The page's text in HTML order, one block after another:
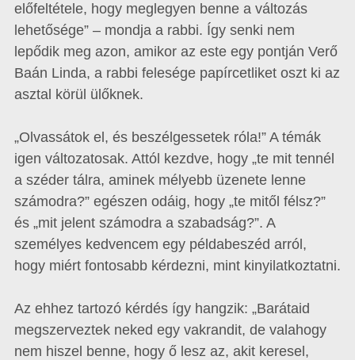
előfeltétele, hogy meglegyen benne a változás
lehetősége” – mondja a rabbi. Így senki nem
lepődik meg azon, amikor az este egy pontján Verő
Baán Linda, a rabbi felesége papírcetliket oszt ki az
asztal körül ülőknek.
„Olvassátok el, és beszélgessetek róla!” A témák
igen változatosak. Attól kezdve, hogy „te mit tennél
a széder tálra, aminek mélyebb üzenete lenne
számodra?” egészen odáig, hogy „te mitől félsz?”
és „mit jelent számodra a szabadság?”. A
személyes kedvencem egy példabeszéd arról,
hogy miért fontosabb kérdezni, mint kinyilatkoztatni.
Az ehhez tartozó kérdés így hangzik: „Barátaid
megszerveztek neked egy vakrandit, de valahogy
nem hiszel benne, hogy ő lesz az, akit keresel,